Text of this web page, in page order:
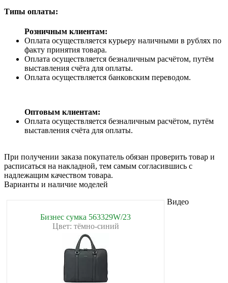
Типы оплаты:
Розничным клиентам:
Оплата осуществляется курьеру наличными в рублях по
факту принятия товара.
Оплата осуществляется безналичным расчётом, путём
выставления счёта для оплаты.
Оплата осуществляется банковским переводом.
Оптовым клиентам:
Оплата осуществляется безналичным расчётом, путём
выставления счёта для оплаты.
При получении заказа покупатель обязан проверить товар и
расписаться на накладной, тем самым согласившись с
надлежащим качеством товара.
Варианты и наличие моделей
Бизнес сумка 563329W/23
Цвет: тёмно-синий
Видео